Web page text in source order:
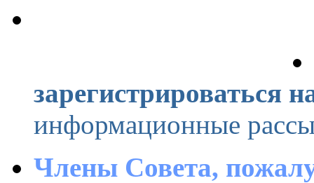
зарегистрироваться
информационные
Члены Совета,